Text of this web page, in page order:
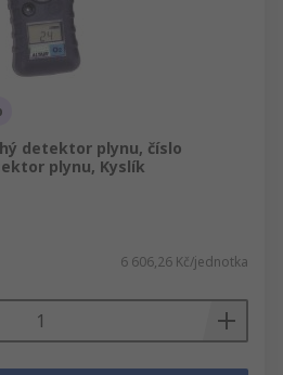
detektor plynu, číslo
plynu, Kyslík
6 606,26 Kč/jednotka